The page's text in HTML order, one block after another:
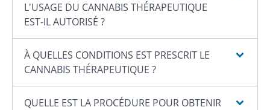
L'USAGE DU CANNABIS THÉRAPEUTIQUE
EST-IL AUTORISÉ ?
À QUELLES CONDITIONS EST PRESCRIT LE
CANNABIS THÉRAPEUTIQUE ?
QUELLE EST LA PROCÉDURE POUR OBTENIR